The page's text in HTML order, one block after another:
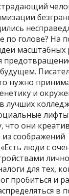
по голове? На
нужно
и
лучших
что они
соображений
люди с
для тех,
пробиться и
в